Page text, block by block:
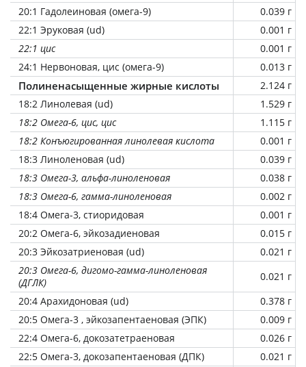
20:1 Гадолеиновая (омега-9)
0.039 г
22:1 Эруковая (ud)
0.001 г
22:1 цис
0.001 г
24:1 Нервоновая, цис (омега-9)
0.013 г
Полиненасыщенные жирные кислоты
2.124 г
18:2 Линолевая (ud)
1.529 г
18:2 Омега-6, цис, цис
1.115 г
18:2 Конъюгированная линолевая кислота
0.001 г
18:3 Линоленовая (ud)
0.039 г
18:3 Омега-3, альфа-линоленовая
0.038 г
18:3 Омега-6, гамма-линоленовая
0.002 г
18:4 Омега-3, стиоридовая
0.001 г
20:2 Омега-6, эйкозадиеновая
0.015 г
20:3 Эйкозатриеновая (ud)
0.021 г
20:3 Омега-6, дигомо-гамма-линоленовая
(ДГЛК)
0.021 г
20:4 Арахидоновая (ud)
0.378 г
20:5 Омега-3 , эйкозапентаеновая (ЭПК)
0.009 г
22:4 Омега-6, докозатетраеновая
0.026 г
22:5 Омега-3, докозапентаеновая (ДПК)
0.021 г